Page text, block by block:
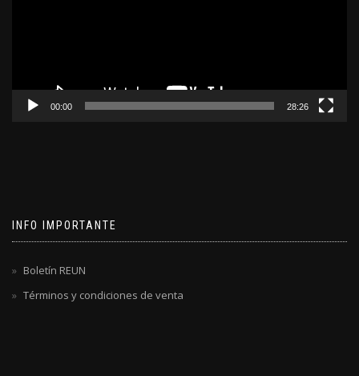
00:00 28:26
INFO IMPORTANTE
Boletín REUN
Términos y condiciones de venta